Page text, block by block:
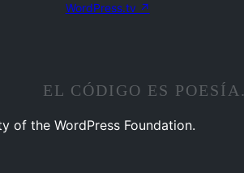
WordPress.tv ↗
EL CÓDIGO ES POESÍA.
of the WordPress Foundation.